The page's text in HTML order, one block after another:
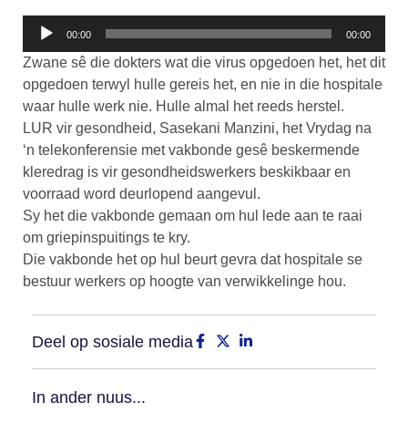
Klankspeler
00:00 00:00
Zwane sê die dokters wat die virus opgedoen het, het dit
opgedoen terwyl hulle gereis het, en nie in die hospitale
waar hulle werk nie. Hulle almal het reeds herstel.
LUR vir gesondheid, Sasekani Manzini, het Vrydag na
‘n telekonferensie met vakbonde gesê beskermende
kleredrag is vir gesondheidswerkers beskikbaar en
voorraad word deurlopend aangevul.
Sy het die vakbonde gemaan om hul lede aan te raai
om griepinspuitings te kry.
Die vakbonde het op hul beurt gevra dat hospitale se
bestuur werkers op hoogte van verwikkelinge hou.
Deel op sosiale media
In ander nuus...